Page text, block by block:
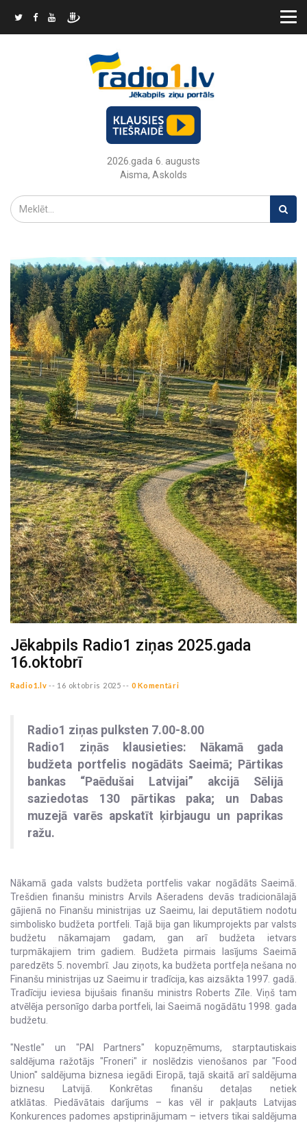
2026.gada 6. augusts
Aisma, Askolds
Jēkabpils Radio1 ziņas 2025.gada
16.oktobrī
Radio1.lv -- 16 oktobris 2025 -- 0 Komentāri
Radio1 ziņas pulksten 7.00-8.00
Radio1 ziņās klausieties: Nākamā gada
budžeta portfelis nogādāts Saeimā; Pārtikas
bankas “Paēdušai Latvijai” akcijā Sēlijā
saziedotas 130 pārtikas paka; un Dabas
muzejā varēs apskatīt ķirbjaugu un paprikas
ražu.
Nākamā gada valsts budžeta portfelis vakar nogādāts Saeimā.
Trešdien finanšu ministrs Arvils Ašeradens devās tradicionālajā
gājienā no Finanšu ministrijas uz Saeimu, lai deputātiem nodotu
simbolisko budžeta portfeli. Tajā bija gan likumprojekts par valsts
budžetu nākamajam gadam, gan arī budžeta ietvars
turpmākajiem trim gadiem. Budžeta pirmais lasījums Saeimā
paredzēts 5. novembrī. Jau ziņots, ka budžeta portfeļa nešana no
Finanšu ministrijas uz Saeimu ir tradīcija, kas aizsākta 1997. gadā.
Tradīciju ieviesa bijušais finanšu ministrs Roberts Zīle. Viņš tam
atvēlēja personīgo darba portfeli, lai Saeimā nogādātu 1998. gada
budžetu.
"Nestle" un "PAI Partners" kopuzņēmums, starptautiskais
saldējuma ražotājs "Froneri" ir noslēdzis vienošanos par "Food
Union" saldējuma biznesa iegādi Eiropā, tajā skaitā arī saldējuma
biznesu Latvijā. Konkrētas finanšu detaļas netiek
atklātas. Piedāvātais darījums – kas vēl ir pakļauts Latvijas
Konkurences padomes apstiprinājumam – ietvers tikai saldējuma